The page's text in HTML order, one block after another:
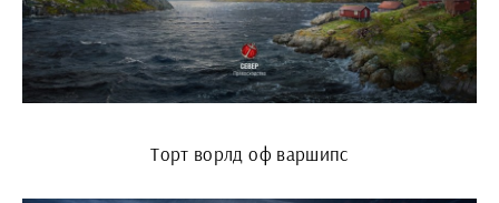
Торт ворлд оф варшипс